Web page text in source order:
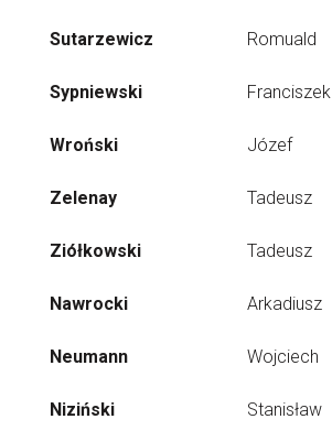
Sutarzewicz Romuald
Sypniewski Franciszek
Wroński Józef
Zelenay Tadeusz
Ziółkowski Tadeusz
Nawrocki Arkadiusz
Neumann Wojciech
Niziński Stanisław